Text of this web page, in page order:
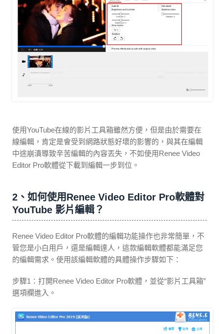
使用YouTube在線的影片工具箱雖然方便，但是由於需要在
線編輯，肯定是會受到網路狀態好壞的影響的，與其在編輯
中途崩潰導致辛苦編輯的內容丟失，不如使用Renee Video
Editor Pro軟體從下載到編輯一步到位。
2、如何使用Renee Video Editor Pro軟體對
YouTube 影片編輯？
Renee Video Editor Pro軟體的編輯功能操作也非常簡單，不
管您是小白用戶，還是編輯達人，這款編輯軟體都能滿足您
的編輯需求。使用該編輯軟體的具體操作步驟如下：
步驟1：打開Renee Video Editor Pro軟體，並從“影片工具箱”
選項欄進入。